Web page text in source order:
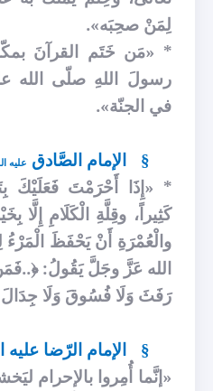
لِمَنْ صحِبَه».
* «مَن خَتَم القرآنَ
رسولَ اللهِ صلّى الله
في الجنّة».
§ الإمام الصَّادق عليه
* «إِذَا أَحْرَمْتَ فَعَلَيْكَ
كَثِيراً، وقِلَّةِ الْكَلَامِ إِلَّا
والْعُمْرَةِ أَنْ يَحْفَظَ الْمَرْءُ
الله عَزَّ وجَلَّ يَقُولُ:
رَفَثَ وَلَا فُسُوقَ وَلَا
§
الإمام الرّضا عليه
«إنَّما أُمِروا بالإحرام